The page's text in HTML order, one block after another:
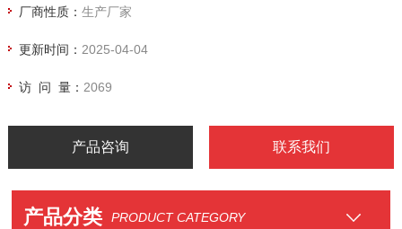
厂商性质： 生产厂家
更新时间： 2025-04-04
访 问 量： 2069
产品咨询 联系我们
产品分类 PRODUCT CATEGORY